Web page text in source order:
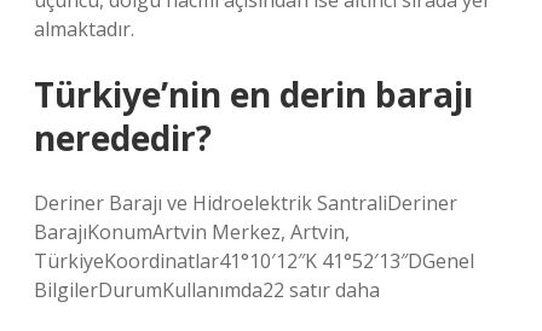
almaktadır.
Türkiye’nin en derin barajı
nerededir?
Deriner Barajı ve Hidroelektrik SantraliDeriner
BarajıKonumArtvin Merkez, Artvin,
TürkiyeKoordinatlar41°10′12″K 41°52′13″DGenel
BilgilerDurumKullanımda22 satır daha